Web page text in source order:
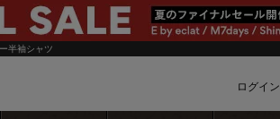
半袖シャツ
ログイン